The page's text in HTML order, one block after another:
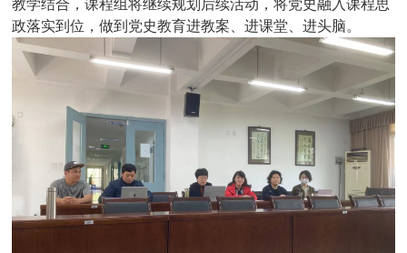
教学结合，课程组将继续规划后续活动，将党史融入课程思
政落实到位，做到党史教育进教案、进课堂、进头脑。